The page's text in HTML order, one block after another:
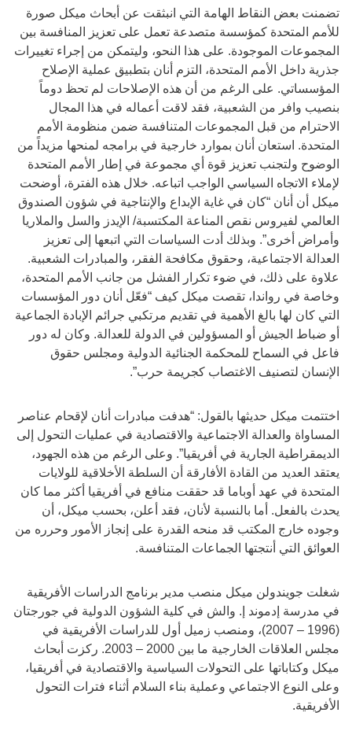
تضمنت بعض النقاط الهامة التي انبثقت عن أبحاث ميكل صورة
للأمم المتحدة كمؤسسة متصدعة تعمل على تعزيز المنافسة بين
المجموعات الموجودة. على هذا النحو، وليتمكن من إجراء تغييرات
جذرية داخل الأمم المتحدة، التزم أنان بتطبيق عملية الإصلاح
المؤسساتي. على الرغم من أن هذه الإصلاحات لم تحظ دوماً
بنصيب وافر من الشعبية، فقد لاقت أعماله في هذا المجال
الاحترام من قبل المجموعات المتنافسة ضمن منظومة الأمم
المتحدة. استعان أنان بموارد خارجية في برامجه لمنحها مزيداً من
الوضوح ولتجنب تعزيز قوة أي مجموعة في إطار الأمم المتحدة
لإملاء الاتجاه السياسي الواجب اتباعه. خلال هذه الفترة، أوضحت
ميكل أن أنان “كان في غاية الإبداع والإنتاجية في شؤون الصندوق
العالمي لفيروس نقص المناعة المكتسبة/ الإيدز والسل والملاريا
وأمراض أخرى”. وبذلك أدت السياسات التي اتبعها إلى تعزيز
العدالة الاجتماعية، وحقوق مكافحة الفقر، والمبادرات الشعبية.
علاوة على ذلك، في ضوء تكرار الفشل من جانب الأمم المتحدة،
وخاصة في رواندا، تقصت ميكل كيف “فعّل أنان دور المؤسسات
التي كان لها بالغ الأهمية في تقديم مرتكبي جرائم الإبادة الجماعية
أو ضباط الجيش أو المسؤولين في الدولة للعدالة. وكان له دور
فاعل في السماح للمحكمة الجنائية الدولية ومجلس حقوق
الإنسان لتصنيف الاغتصاب كجريمة حرب”.
اختتمت ميكل حديثها بالقول: “هدفت مبادرات أنان لإقحام عناصر
المساواة والعدالة الاجتماعية والاقتصادية في عمليات التحول إلى
الديمقراطية الجارية في أفريقيا”. وعلى الرغم من هذه الجهود،
يعتقد العديد من القادة الأفارقة أن السلطة الأخلاقية للولايات
المتحدة في عهد أوباما قد حققت منافع في أفريقيا أكثر مما كان
يحدث بالفعل. أما بالنسبة لأنان، فقد أعلن، بحسب ميكل، أن
وجوده خارج المكتب قد منحه القدرة على إنجاز الأمور وحرره من
العوائق التي أنتجتها الجماعات المتنافسة.
شغلت جويندولن ميكل منصب مدير برنامج الدراسات الأفريقية
في مدرسة إدموند إ. والش في كلية الشؤون الدولية في جورجتان
(1996 – 2007)، ومنصب زميل أول للدراسات الأفريقية في
مجلس العلاقات الخارجية ما بين 2000 – 2003. ركزت أبحاث
ميكل وكتاباتها على التحولات السياسية والاقتصادية في أفريقيا،
وعلى النوع الاجتماعي وعملية بناء السلام أثناء فترات التحول
الأفريقية.